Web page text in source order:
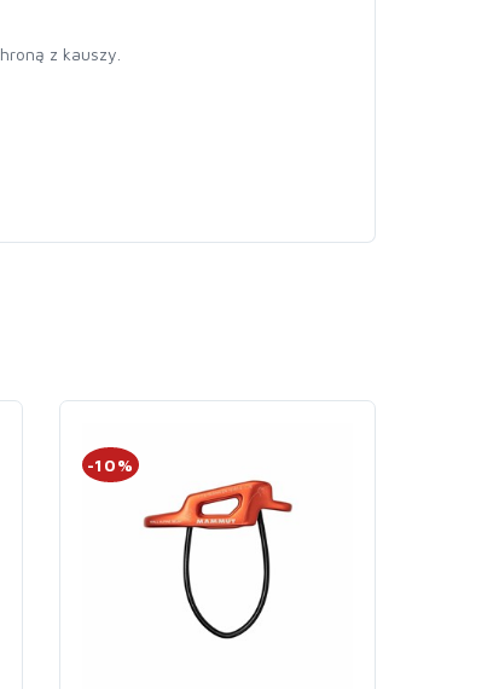
z kauszy.
-10%